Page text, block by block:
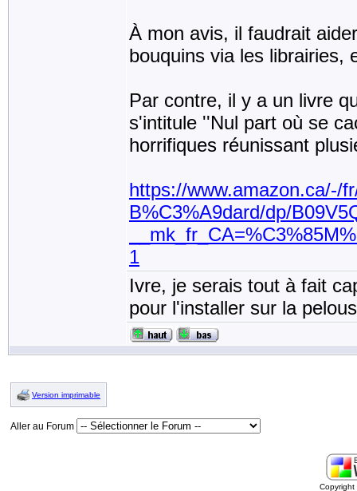
À mon avis, il faudrait
bouquins via les librairies,
Par contre, il y a un livre
s'intitule ''Nul part où se
horrifiques réunissant
https://www.amazon.ca/-/
B%C3%A9dard/dp/
1
Ivre, je serais tout à fait
pour l'installer sur la
Version imprimable
Aller au Forum